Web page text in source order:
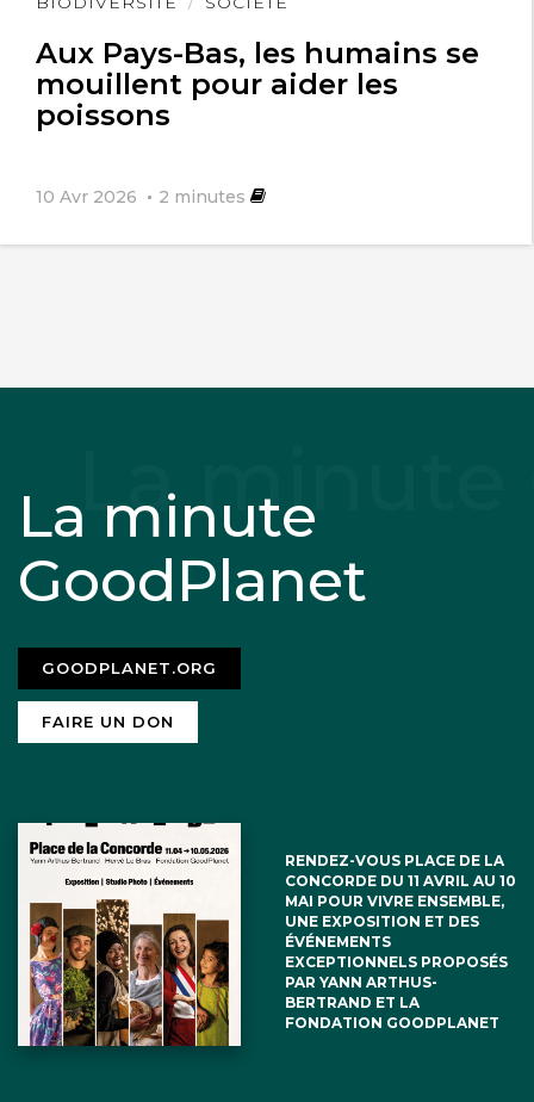
Aux Pays-Bas, les humains se
mouillent pour aider les
poissons
10 Avr 2026 2 minutes
La minute
GoodPlanet
GOODPLANET.ORG
FAIRE UN DON
RENDEZ-VOUS PLACE DE LA
CONCORDE DU 11 AVRIL AU 10
MAI POUR VIVRE ENSEMBLE,
UNE EXPOSITION ET DES
ÉVÉNEMENTS
EXCEPTIONNELS PROPOSÉS
PAR YANN ARTHUS-
BERTRAND ET LA
FONDATION GOODPLANET